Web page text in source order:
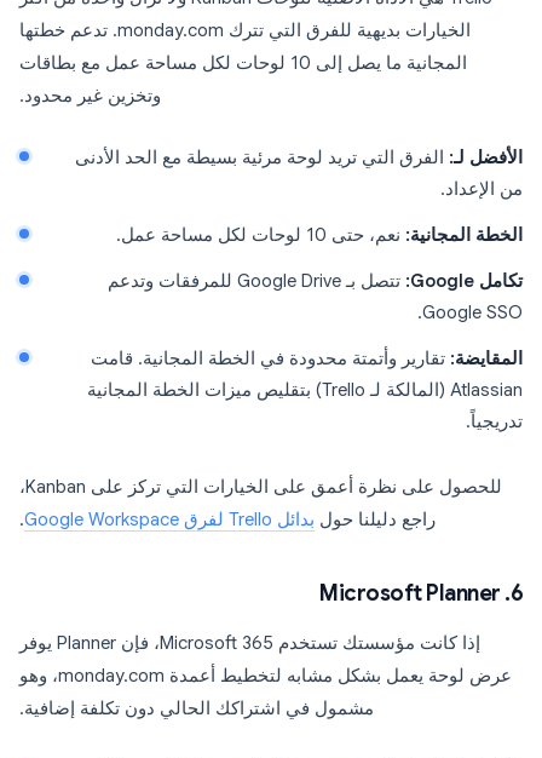
الخيارات بديهية للفرق التي تترك monday.com. تدعم خطتها
المجانية ما يصل إلى 10 لوحات لكل مساحة عمل مع بطاقات
وتخزين غير محدود.
الأفضل لـ: الفرق التي تريد لوحة مرئية بسيطة مع الحد الأدنى
من الإعداد.
الخطة المجانية: نعم، حتى 10 لوحات لكل مساحة عمل.
تكامل Google:
تتصل بـ Google Drive للمرفقات وتدعم
Google SSO.
المقايضة: تقارير وأتمتة محدودة في الخطة المجانية. قامت
Atlassian (المالكة لـ Trello) بتقليص ميزات الخطة المجانية
تدريجياً.
للحصول على نظرة أعمق على الخيارات التي تركز على Kanban،
راجع دليلنا حول بدائل Trello لفرق Google Workspace .
6. Microsoft Planner
إذا كانت مؤسستك تستخدم Microsoft 365، فإن Planner يوفر
عرض لوحة يعمل بشكل مشابه لتخطيط أعمدة monday.com، وهو
مشمول في اشتراكك الحالي دون تكلفة إضافية.